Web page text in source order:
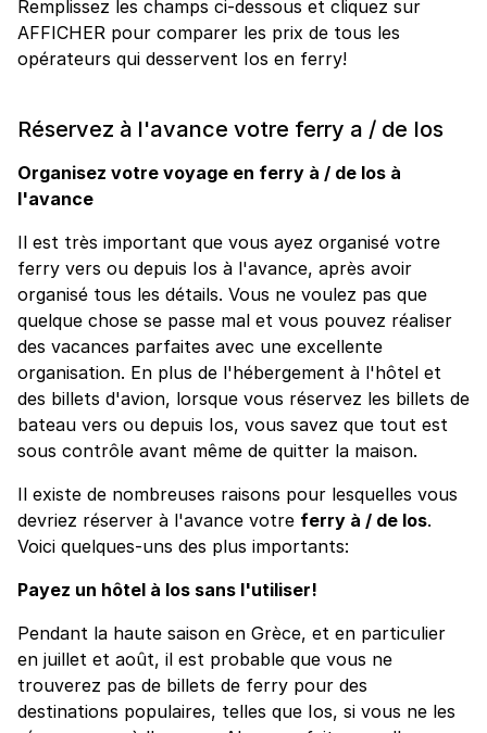
Remplissez les champs ci-dessous et cliquez sur
AFFICHER pour comparer les prix de tous les
opérateurs qui desservent Ios en ferry!
Réservez à l'avance votre ferry a / de Ios
Organisez votre voyage en ferry à / de Ios à
l'avance
Il est très important que vous ayez organisé votre
ferry vers ou depuis Ios à l'avance, après avoir
organisé tous les détails. Vous ne voulez pas que
quelque chose se passe mal et vous pouvez réaliser
des vacances parfaites avec une excellente
organisation. En plus de l'hébergement à l'hôtel et
des billets d'avion, lorsque vous réservez les billets de
bateau vers ou depuis Ios, vous savez que tout est
sous contrôle avant même de quitter la maison.
Il existe de nombreuses raisons pour lesquelles vous
devriez réserver à l'avance votre ferry à / de Ios.
Voici quelques-uns des plus importants:
Payez un hôtel à Ios sans l'utiliser!
Pendant la haute saison en Grèce, et en particulier
en juillet et août, il est probable que vous ne
trouverez pas de billets de ferry pour des
destinations populaires, telles que Ios, si vous ne les